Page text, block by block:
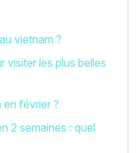
vietnam ?
visiter les plus belles
en février ?
2 semaines : quel